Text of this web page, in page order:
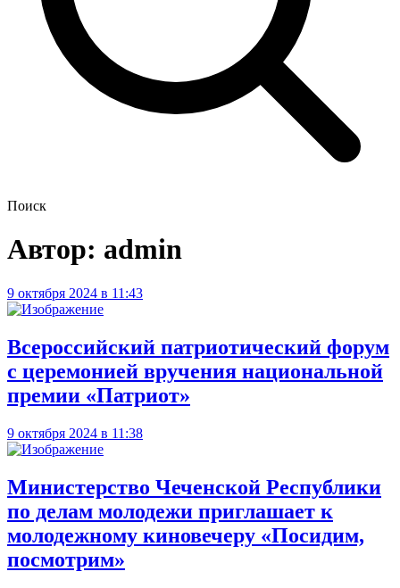
Поиск
Автор: admin
9 октября 2024 в 11:43
Всероссийский патриотический форум
с церемонией вручения национальной
премии «Патриот»
9 октября 2024 в 11:38
Министерство Чеченской Республики
по делам молодежи приглашает к
молодежному киновечеру «Посидим,
посмотрим»